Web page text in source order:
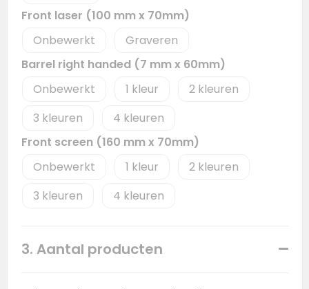
Front laser (100 mm x 70mm)
Onbewerkt
Graveren
Barrel right handed (7 mm x 60mm)
Onbewerkt
1
2
3
4
Front screen (160 mm x 70mm)
Onbewerkt
1
2
3
4
3. Aantal producten